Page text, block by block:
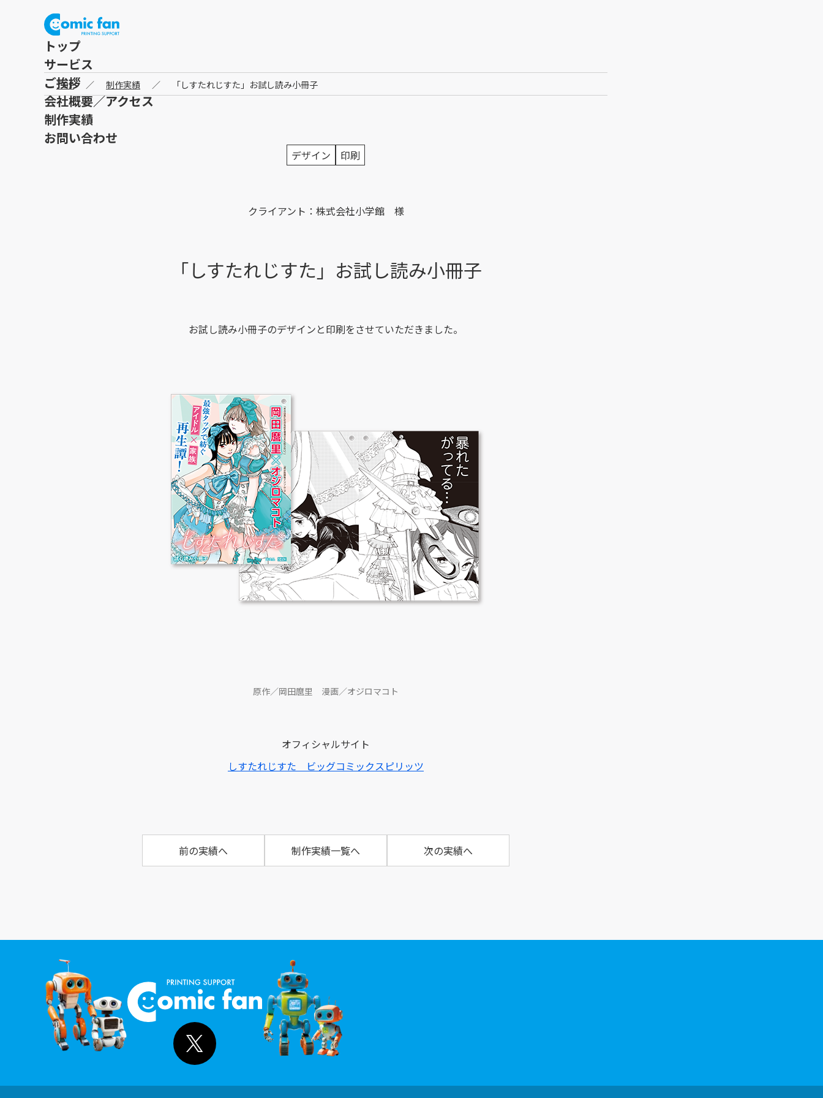
トップ
サービス
ご挨拶
会社概要／アクセス
制作実績
お問い合わせ
TOP ／ 制作実績 ／ 「しすたれじすた」お試し読み小冊子
デザイン 印刷
クライアント：株式会社小学館 様
「しすたれじすた」お試し読み小冊子
お試し読み小冊子のデザインと印刷をさせていただきました。
原作／岡田麿里 漫画／オジロマコト
オフィシャルサイト
しすたれじすた ビッグコミックスピリッツ
前の実績へ 制作実績一覧へ 次の実績へ